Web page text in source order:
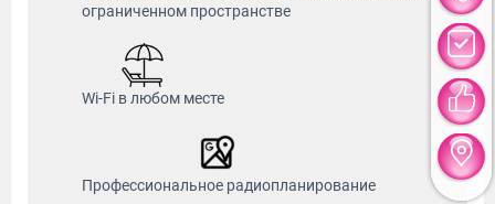
ограниченном пространстве
Wi-Fi в любом месте
Профессиональное радиопланирование